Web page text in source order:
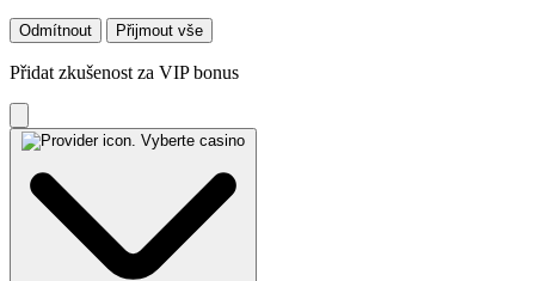
Odmítnout Přijmout vše
Přidat zkušenost za VIP bonus
Vyberte casino